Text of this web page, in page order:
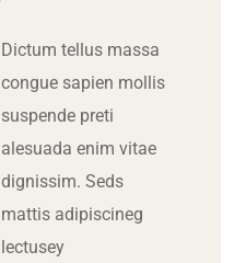
Dictum tellus massa
congue sapien mollis
suspende preti
alesuada enim vitae
dignissim. Seds
mattis adipiscineg
lectusey